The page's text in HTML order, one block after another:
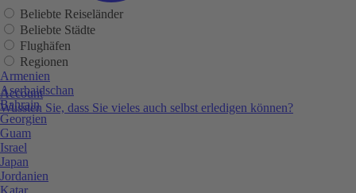
Account
Wussten Sie, dass Sie vieles auch selbst erledigen können?
Beliebte Reiseländer
Beliebte Städte
Flughäfen
Regionen
Armenien
Aserbaidschan
Bahrain
Georgien
Guam
Israel
Japan
Jordanien
Katar